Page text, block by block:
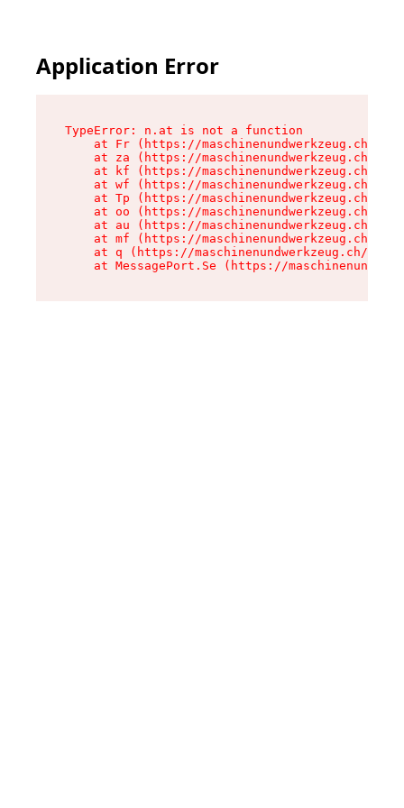
Application Error
TypeError: n.at is not a function
at Fr (https://maschinenundwerkzeug.ch/
at za (https://maschinenundwerkzeug.ch/
at kf (https://maschinenundwerkzeug.ch/
at wf (https://maschinenundwerkzeug.ch/
at Tp (https://maschinenundwerkzeug.ch/
at oo (https://maschinenundwerkzeug.ch/
at au (https://maschinenundwerkzeug.ch/
at mf (https://maschinenundwerkzeug.ch/
at q (https://maschinenundwerkzeug.ch/
at MessagePort.Se (https://